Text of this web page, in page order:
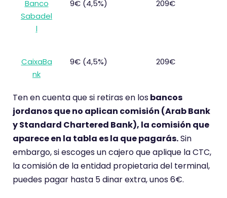
Banco
Sabadel
l
9€ (4,5%) 209€
CaixaBa
nk
9€ (4,5%) 209€
Ten en cuenta que si retiras en losbancos
jordanos que no aplican comisión (Arab Bank
y Standard Chartered Bank), la comisión que
aparece en la tabla es la que pagarás.Sin
embargo, si escoges un cajero que aplique la CTC,
la comisión de la entidad propietaria del terminal,
puedes pagar hasta 5 dinar extra, unos 6€.